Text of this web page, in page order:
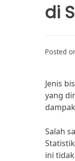
di
Posted
Jenis
yang
Salah
ini